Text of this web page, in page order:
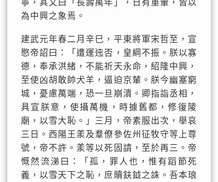
寧，其文曰「長壽萬年」，日有重暈，皆以
為中興之象焉。
建武元年春二月辛巳，平東將軍宋哲至，宣
愍帝詔曰：「遭運迍否，皇綱不振。朕以寡
德，奉承洪緒，不能祈天永命，紹隆中興，
至使凶胡敢帥犬羊，逼迫京輦。朕今幽塞窮
城，憂慮萬端，恐一旦崩潰。卿指詣丞相，
具宣朕意，使攝萬機，時據舊都，修復陵
廟，以雪大恥。」三月，帝素服出次，舉哀
三日。西陽王羕及羣僚參佐州征牧守等上尊
號，帝不許。羕等以死固請，至於再三。帝
慨然流涕曰：「孤，罪人也，惟有蹈節死
義，以雪天下之恥，庶贖鈇鉞之誅。吾本琅